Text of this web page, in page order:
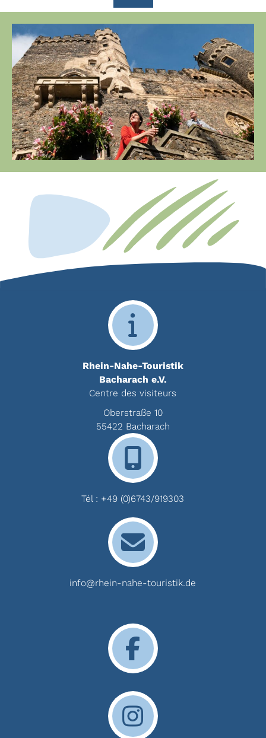
Rhein-Nahe-Touristik
Bacharach e.V.
Centre des visiteurs
Oberstraße 10
55422 Bacharach
Tél : +49 (0)6743/919303
info@rhein-nahe-touristik.de